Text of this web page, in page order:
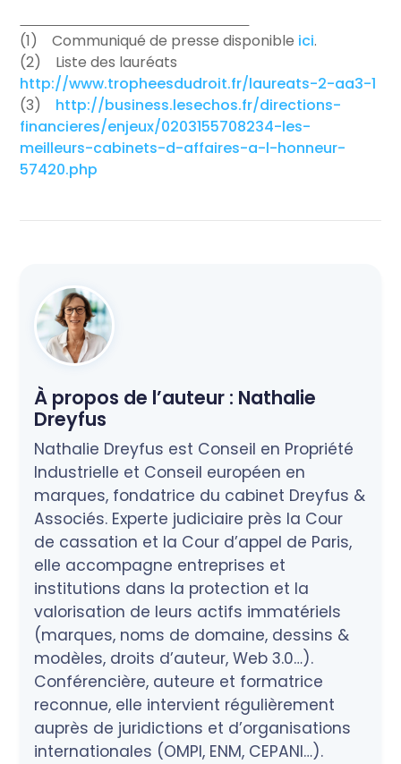
(1) Communiqué de presse disponible ici.
(2) Liste des lauréats
http://www.tropheesdudroit.fr/laureats-2-aa3-1
(3) http://business.lesechos.fr/directions-
financieres/enjeux/0203155708234-les-
meilleurs-cabinets-d-affaires-a-l-honneur-
57420.php
À propos de l’auteur : Nathalie
Dreyfus
Nathalie Dreyfus est Conseil en Propriété
Industrielle et Conseil européen en
marques, fondatrice du cabinet Dreyfus &
Associés. Experte judiciaire près la Cour
de cassation et la Cour d’appel de Paris,
elle accompagne entreprises et
institutions dans la protection et la
valorisation de leurs actifs immatériels
(marques, noms de domaine, dessins &
modèles, droits d’auteur, Web 3.0…).
Conférencière, auteure et formatrice
reconnue, elle intervient régulièrement
auprès de juridictions et d’organisations
internationales (OMPI, ENM, CEPANI…).